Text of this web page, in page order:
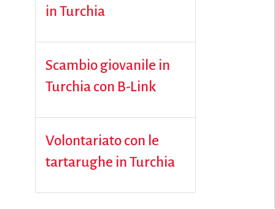
in Turchia
Scambio giovanile in
Turchia con B-Link
Volontariato con le
tartarughe in Turchia